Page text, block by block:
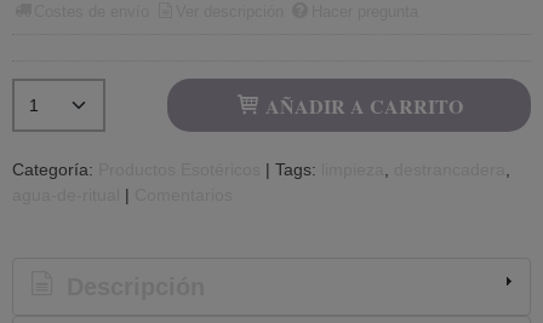
AÑADIR A CARRITO
Categoría: | Tags:
|